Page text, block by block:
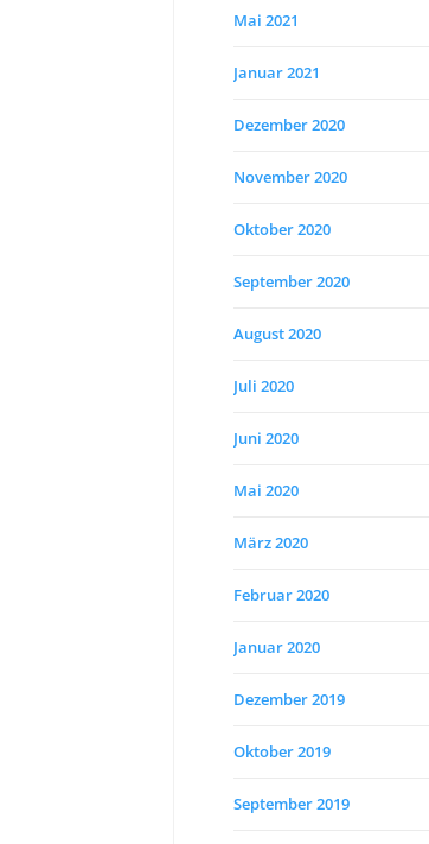
Mai 2021
Januar 2021
Dezember 2020
November 2020
Oktober 2020
September 2020
August 2020
Juli 2020
Juni 2020
Mai 2020
März 2020
Februar 2020
Januar 2020
Dezember 2019
Oktober 2019
September 2019